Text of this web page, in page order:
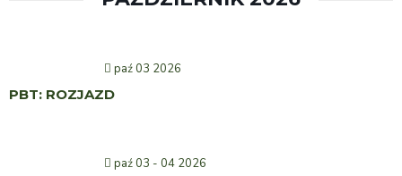
paź 03 2026
PBT: ROZJAZD
paź 03 - 04 2026